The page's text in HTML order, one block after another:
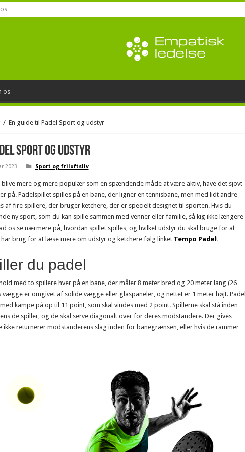
os
/ En guide til Padel Sport og udstyr
Sport og udstyr
2023 Sport og friluftsliv
blive mere og mere populær som en spændende måde at være aktiv, have det sjovt
på. Padelspillet spilles på en bane, der ligner en tennisbane, men med lidt andre
af fire spillere, der bruger ketchere, der er specielt designet til sporten. Hvis du
ny sport, som du kan spille sammen med venner eller familie, så kig ikke længere
os se nærmere på, hvordan spillet spilles, og hvilket udstyr du skal bruge for at
har brug for at læse mere om udstyr og ketchere følg linket Tempo Padel !
du padel
med to spillere hver på en bane, der måler 8 meter bred og 20 meter lang (26
vægge er omgivet af solide vægge eller glaspaneler, og nettet er 1 meter højt. Padel
kampe på op til 11 point, som skal vindes med 2 point. Spillerne skal stå inden
de spiller, og de skal serve diagonalt over for deres modstandere. Der gives
ikke returnerer modstanderens slag inden for banegrænsen, eller hvis de rammer